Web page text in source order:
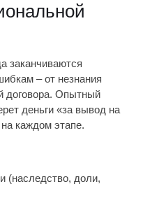
заканчиваются
– от незнания
договора. Опытный
деньги «за вывод на
каждом этапе.
доли,